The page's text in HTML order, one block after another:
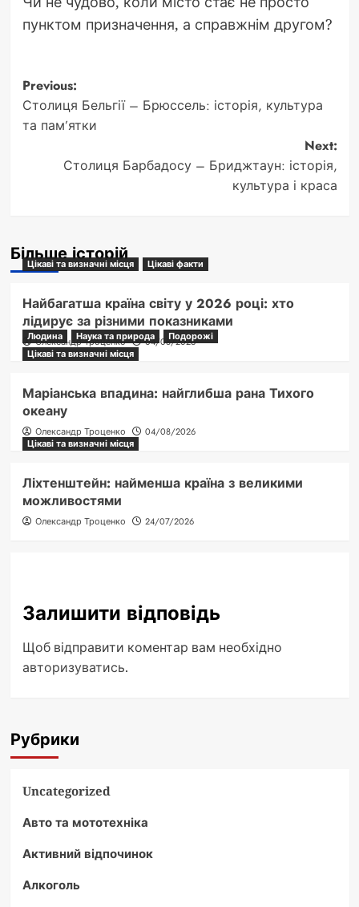
пунктом призначення, а справжнім другом?
Post
navigation
Previous:
Столиця Бельгії – Брюссель: історія, культура
та пам’ятки
Next:
Столиця Барбадосу – Бриджтаун: історія,
культура і краса
Більше історій
Цікаві та визначні місця Цікаві факти
Найбагатша країна світу у 2026 році: хто
лідирує за різними показниками
Олександр Троценко 04/08/2026
Людина Наука та природа
Подорожі
Цікаві та визначні місця
Маріанська впадина: найглибша рана Тихого
океану
Олександр Троценко
04/08/2026
Цікаві та визначні місця
Ліхтенштейн: найменша країна з великими
можливостями
Олександр Троценко 24/07/2026
Залишити відповідь
Щоб відправити коментар вам необхідно
авторизуватись.
Рубрики
Uncategorized
Авто та мототехніка
Активний відпочинок
Алкоголь